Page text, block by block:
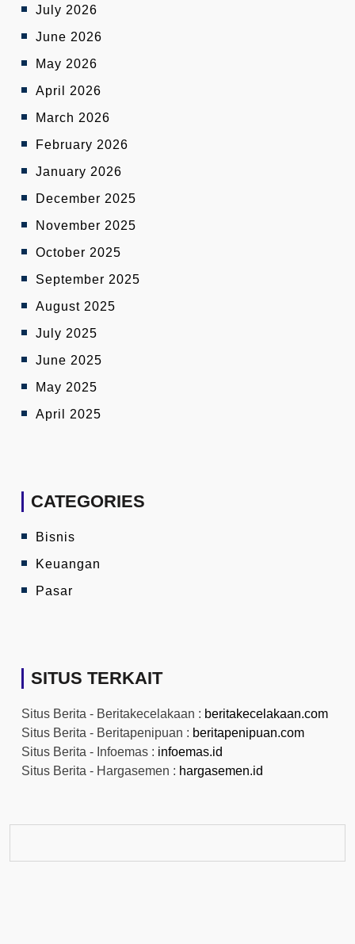
July 2026
June 2026
May 2026
April 2026
March 2026
February 2026
January 2026
December 2025
November 2025
October 2025
September 2025
August 2025
July 2025
June 2025
May 2025
April 2025
CATEGORIES
Bisnis
Keuangan
Pasar
SITUS TERKAIT
Situs Berita - Beritakecelakaan : beritakecelakaan.com
Situs Berita - Beritapenipuan : beritapenipuan.com
Situs Berita - Infoemas : infoemas.id
Situs Berita - Hargasemen : hargasemen.id